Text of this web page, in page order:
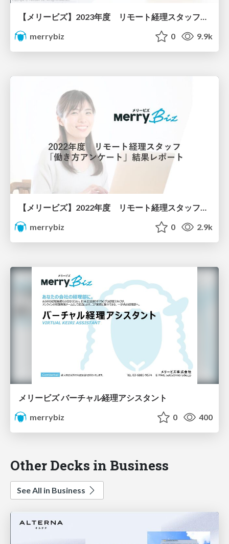
【メリービズ】2023年度 リモート経理スタッフ「働き方アンケート」結果レポート/accounting-staff-survey-2023
merrybiz
0 9.9k
merrybiz
0 2.9k
メリービズ バーチャル経理アシスタント
merrybiz
0 400
Other Decks in Business
See All in Business